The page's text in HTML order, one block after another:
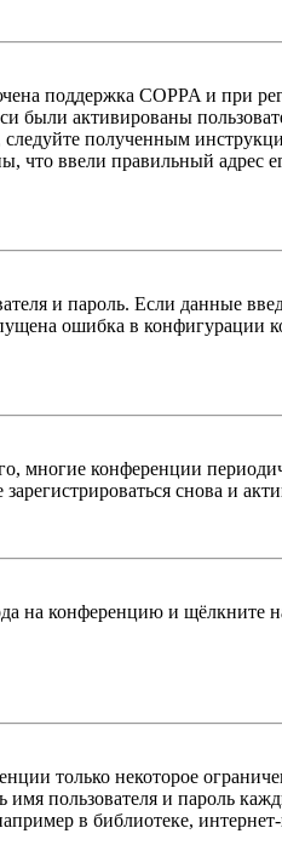
поддержка COPPA и при
были активированы
полученным
ввели правильный адрес
и пароль. Если данные
ошибка в конфигурации
многие конференции
снова и
на конференцию и щёлкните
только некоторое
пользователя и пароль
в библиотеке,